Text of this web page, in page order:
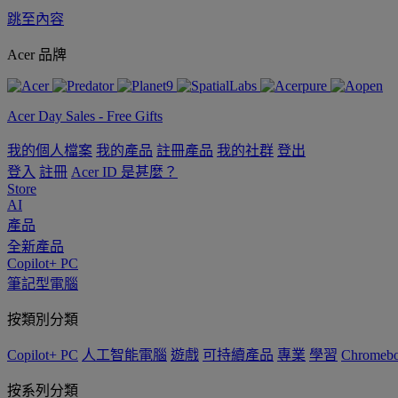
跳至內容
Acer 品牌
Acer Day Sales - Free Gifts
我的個人檔案 我的產品 註冊產品 我的社群 登出
登入 註冊 Acer ID 是甚麼？
Store
AI
產品
全新產品
Copilot+ PC
筆記型電腦
按類別分類
Copilot+ PC 人工智能電腦 遊戲 可持續產品 專業 學習
按系列分類